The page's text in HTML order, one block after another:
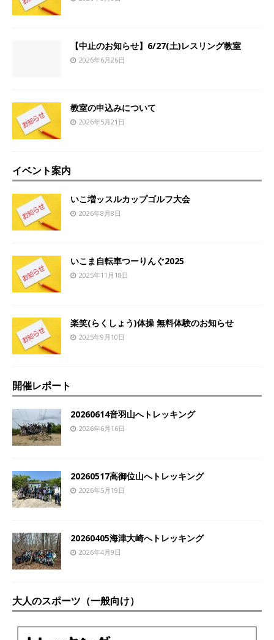
【中止のお知らせ】6/27(土)レスリング教室
2026年6月26日
教室の申込みについて
2026年5月21日
イベント案内
いこ増ッスルカップゴルフ大会
2026年8月8日
いこま自転車つーりんぐ2025
2025年11月18日
楽笑(らくしょう)体操 無料体験のお知らせ
2025年9月10日
開催レポート
20260614音羽山へトレッキング
2026年6月16日
20260517高御位山へトレッキング
2026年5月19日
20260405海津大崎へトレッキング
2026年4月9日
大人のスポーツ（一般向け）